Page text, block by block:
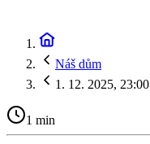
Náš dům
1. 12. 2025, 23:00
1 min